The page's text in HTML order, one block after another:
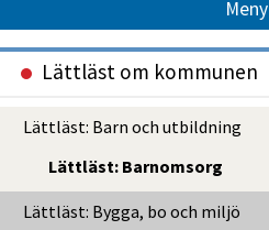
Meny
Lättläst om kommunen
Lättläst: Barn och utbildning
Lättläst: Barnomsorg
Lättläst: Bygga, bo och miljö